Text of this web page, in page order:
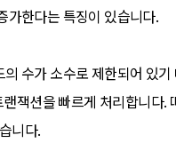
가한다는 특징이 있습니다.
수가 소수로 제한되어 있
잭션을 빠르게 처리합니다.
니다.